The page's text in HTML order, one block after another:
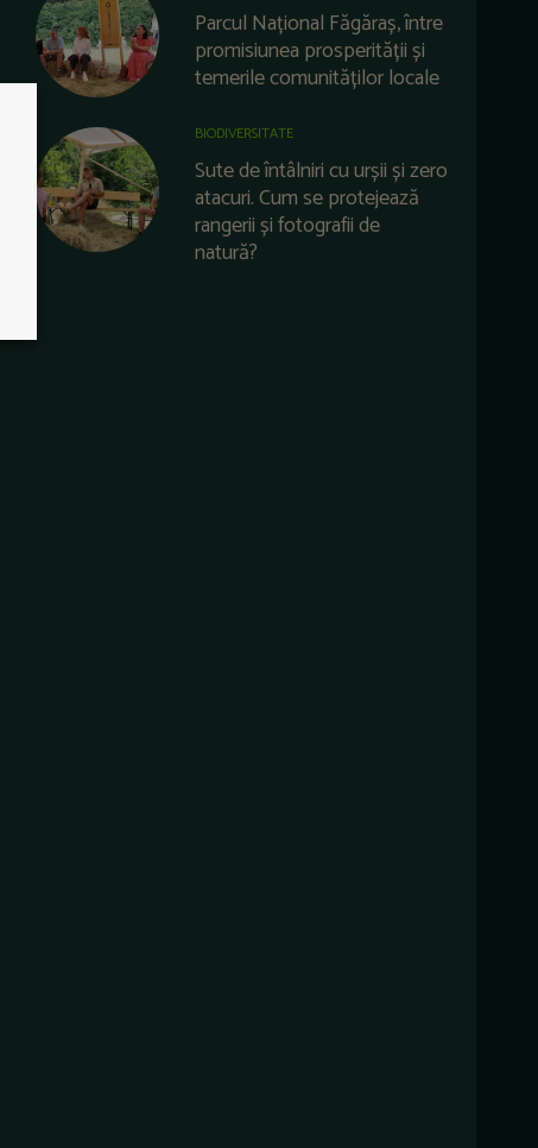
Parcul Național Făgăraș, între
promisiunea prosperității și
temerile comunităților locale
BIODIVERSITATE
Sute de întâlniri cu urșii și zero
atacuri. Cum se protejează
rangerii și fotografii de
natură?